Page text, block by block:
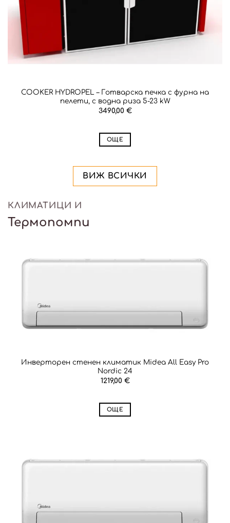
COOKER HYDROPEL – Готварска печка с фурна на
пелети, с водна риза 5-23 kW
3490,00 €
ОЩЕ
ВИЖ ВСИЧКИ
КЛИМАТИЦИ И
Термопомпи
Инверторен стенен климатик Midea All Easy Pro
Nordic 24
1219,00 €
ОЩЕ